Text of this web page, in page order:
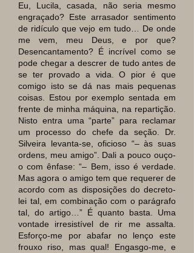
Eu, Lucila, casada, não seria mesmo
engraçado? Este arrasador sentimento
de ridículo que vejo em tudo… De onde
me vem, meu Deus, e por que?
Desencantamento? É incrível como se
pode chegar a descrer de tudo antes de
se ter provado a vida. O pior é que
comigo isto se dá nas mais pequenas
coisas. Estou por exemplo sentada em
frente de minha máquina, na repartição.
Nisto entra uma “parte” para reclamar
um processo do chefe da seção. Dr.
Silveira levanta-se, oficioso “–às suas
ordens, meu amigo”. Dali a pouco ouço-
o com ênfase: “– Bem, isso é verdade.
Mas agora o amigo tem que requerer de
acordo com as disposições do decreto-
lei tal, em combinação com o parágrafo
tal, do artigo…” É quanto basta. Uma
vontade irresistível de rir me assalta.
Esforço-me por abafar no lenço este
frouxo riso, mas qual! Engasgo-me, e